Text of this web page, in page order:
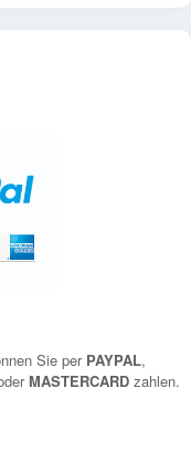
Sie per PAYPAL,
MASTERCARD zahlen.